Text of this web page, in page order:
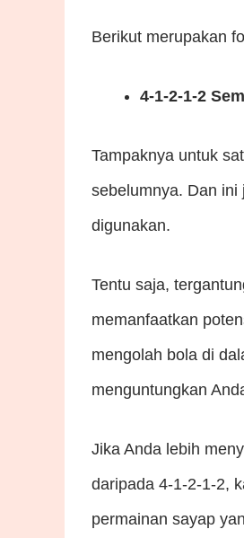
Berikut merupakan
4-1-2-1-2
Tampaknya untuk
sebelumnya. Dan ini
digunakan.
Tentu saja,
memanfaatkan
mengolah bola di
menguntungkan
Jika Anda lebih
daripada 4-1-2-1-2,
permainan sayap